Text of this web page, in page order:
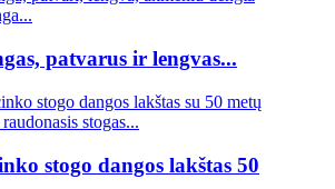
patvarus ir lengvas...
stogo dangos lakštas 50